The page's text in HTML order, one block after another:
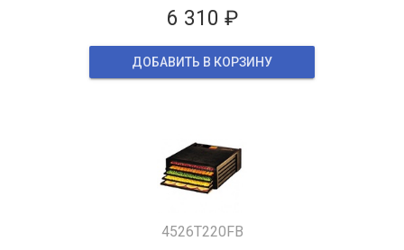
6 310 ₽
ДОБАВИТЬ В КОРЗИНУ
4526T220FB